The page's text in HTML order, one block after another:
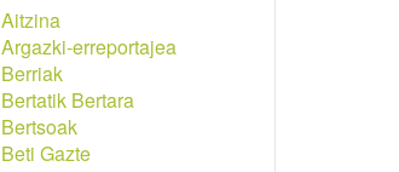
Aitzina
Argazki-erreportajea
Berriak
Bertatik Bertara
Bertsoak
Beti Gazte